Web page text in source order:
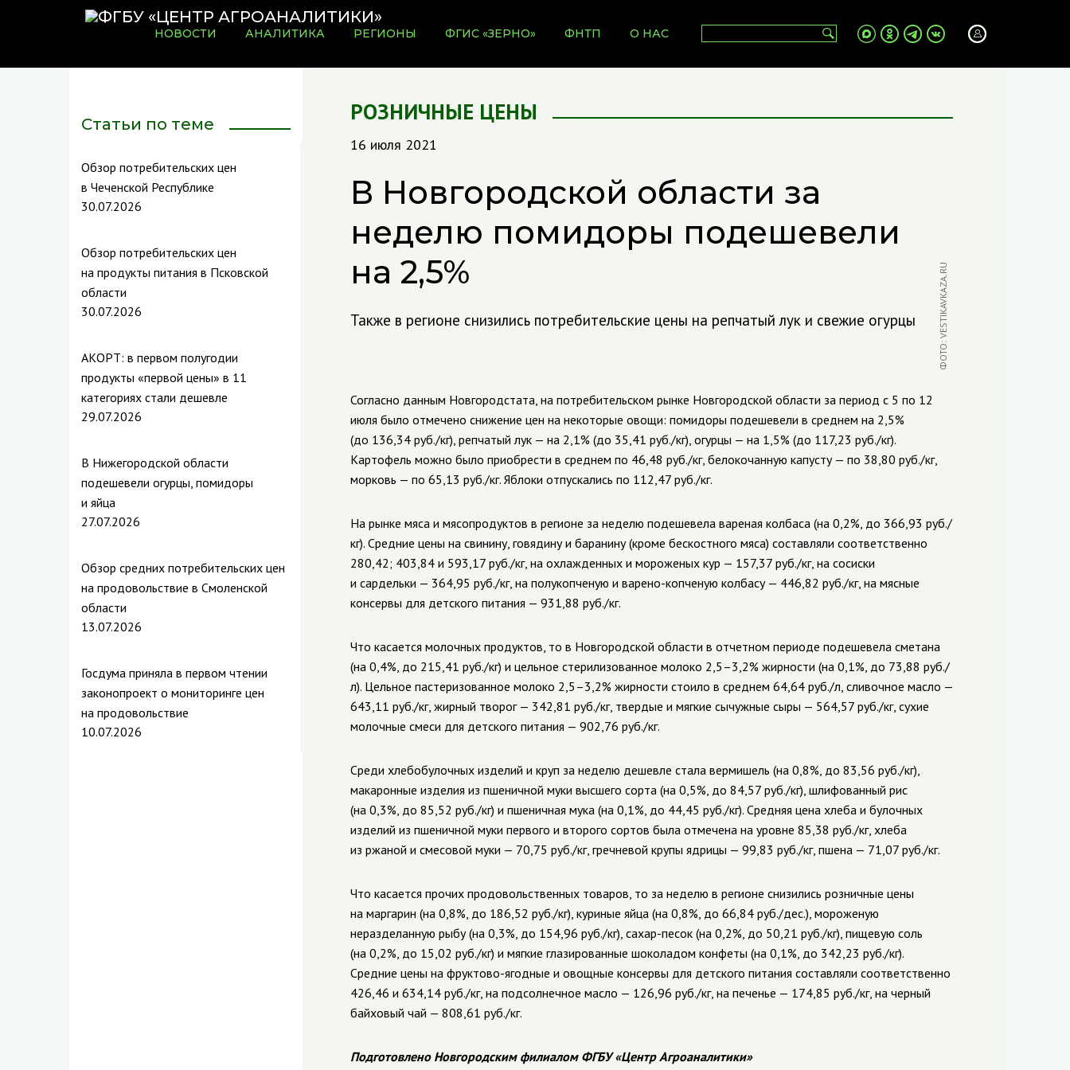
НОВОСТИ АНАЛИТИКА РЕГИОНЫ ФГИС «ЗЕРНО» ФНТП О НАС
Статьи по теме
Обзор потребительских цен
в Чеченской Республике
30.07.2026
Обзор потребительских цен
на продукты питания в Псковской
области
30.07.2026
АКОРТ: в первом полугодии
продукты «первой цены» в 11
категориях стали дешевле
29.07.2026
В Нижегородской области
подешевели огурцы, помидоры
и яйца
27.07.2026
Обзор средних потребительских цен
на продовольствие в Смоленской
области
13.07.2026
Госдума приняла в первом чтении
законопроект о мониторинге цен
на продовольствие
10.07.2026
РОЗНИЧНЫЕ ЦЕНЫ
16 июля 2021
В Новгородской области за
неделю помидоры подешевели
на 2,5%
Также в регионе снизились потребительские цены на репчатый лук и свежие огурцы ФОТО: VESTIKAVKAZA.RU
Согласно данным Новгородстата, на потребительском рынке Новгородской области за период с 5 по 12
июля было отмечено снижение цен на некоторые овощи: помидоры подешевели в среднем на 2,5%
(до 136,34 руб./кг), репчатый лук — на 2,1% (до 35,41 руб./кг), огурцы — на 1,5% (до 117,23 руб./кг).
Картофель можно было приобрести в среднем по 46,48 руб./кг, белокочанную капусту — по 38,80 руб./кг,
морковь — по 65,13 руб./кг. Яблоки отпускались по 112,47 руб./кг.
На рынке мяса и мясопродуктов в регионе за неделю подешевела вареная колбаса (на 0,2%, до 366,93 руб./
кг). Средние цены на свинину, говядину и баранину (кроме бескостного мяса) составляли соответственно
280,42; 403,84 и 593,17 руб./кг, на охлажденных и мороженых кур — 157,37 руб./кг, на сосиски
и сардельки — 364,95 руб./кг, на полукопченую и варено-копченую колбасу — 446,82 руб./кг, на мясные
консервы для детского питания — 931,88 руб./кг.
Что касается молочных продуктов, то в Новгородской области в отчетном периоде подешевела сметана
(на 0,4%, до 215,41 руб./кг) и цельное стерилизованное молоко 2,5–3,2% жирности (на 0,1%, до 73,88 руб./
л). Цельное пастеризованное молоко 2,5–3,2% жирности стоило в среднем 64,64 руб./л, сливочное масло —
643,11 руб./кг, жирный творог — 342,81 руб./кг, твердые и мягкие сычужные сыры — 564,57 руб./кг, сухие
молочные смеси для детского питания — 902,76 руб./кг.
Среди хлебобулочных изделий и круп за неделю дешевле стала вермишель (на 0,8%, до 83,56 руб./кг),
макаронные изделия из пшеничной муки высшего сорта (на 0,5%, до 84,57 руб./кг), шлифованный рис
(на 0,3%, до 85,52 руб./кг) и пшеничная мука (на 0,1%, до 44,45 руб./кг). Средняя цена хлеба и булочных
изделий из пшеничной муки первого и второго сортов была отмечена на уровне 85,38 руб./кг, хлеба
из ржаной и смесовой муки — 70,75 руб./кг, гречневой крупы ядрицы — 99,83 руб./кг, пшена — 71,07 руб./кг.
Что касается прочих продовольственных товаров, то за неделю в регионе снизились розничные цены
на маргарин (на 0,8%, до 186,52 руб./кг), куриные яйца (на 0,8%, до 66,84 руб./дес.), мороженую
неразделанную рыбу (на 0,3%, до 154,96 руб./кг), сахар-песок(на 0,2%, до 50,21 руб./кг), пищевую соль
(на 0,2%, до 15,02 руб./кг) и мягкие глазированные шоколадом конфеты (на 0,1%, до 342,23 руб./кг).
Средние цены на фруктово-ягодные и овощные консервы для детского питания составляли соответственно
426,46 и 634,14 руб./кг, на подсолнечное масло — 126,96 руб./кг, на печенье — 174,85 руб./кг, на черный
байховый чай — 808,61 руб./кг.
Подготовлено Новгородским филиалом ФГБУ «Центр Агроаналитики»